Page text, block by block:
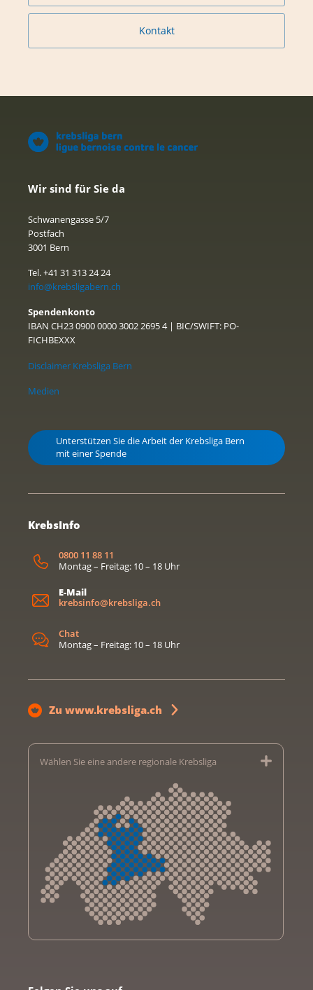
Kontakt
Wir sind für Sie da
Schwanengasse 5/7
Postfach
3001 Bern
Tel. +41 31 313 24 24
info@krebsligabern.ch
Spendenkonto
IBAN CH23 0900 0000 3002 2695 4 | BIC/SWIFT: PO-
FICHBEXXX
Disclaimer Krebsliga Bern
Medien
Unterstützen Sie die Arbeit der Krebsliga Bern
mit einer Spende
KrebsInfo
0800 11 88 11
Montag – Freitag: 10 – 18 Uhr
E-Mail
krebsinfo@krebsliga.ch
Chat
Montag – Freitag: 10 – 18 Uhr
Zu www.krebsliga.ch
Wählen Sie eine andere regionale Krebsliga